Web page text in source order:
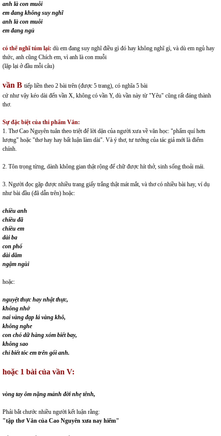
anh là con muỗi
em đang không suy nghĩ
anh là con muỗi
em đang ngủ
có thể nghĩ túm lại: dù em đang suy nghĩ điều gì đó hay không nghĩ gì, và dù em ngủ hay
thức, anh cũng Chích em, vì anh là con muỗi
(lặp lại ở đầu mỗi câu)
vần B tiếp liền theo 2 bài trên (được 5 trang), có nghĩa 5 bài
cứ như vậy kéo dài đến vần X, không có vần Y, dù vần này từ "Yêu" cũng rất đáng thành
thơ.
Sự đặc biệt của thi phẩm Vắn:
1. Thơ Cao Nguyên tuân theo triệt để lời dặn của người xưa về văn học: "phẩm quí hơn
lượng" hoặc "thơ hay hay bất luận làm dài". Và ý thơ, tư tưởng của tác giả mới là điểm
chính.
2. Tôn trọng từng, dành không gian thật rộng để chữ được hít thở, sinh sống thoải mái.
3. Người đọc gặp được nhiều trang giấy trắng thật mát mắt, và thơ có nhiều bài hay, ví dụ
như bài đầu (đã dẫn trên) hoặc:
chiều anh
chiều đã
chiều em
dài ba
con phố
dài dăm
ngậm ngùi
hoặc:
nguyệt thực hay nhật thực,
không nhớ
nai vàng đạp lá vàng khô,
không nghe
con chó dữ hàng xóm biết bay,
không sao
chỉ biết tóc em trên gối anh.
hoặc 1 bài của vần V:
vòng tay ôm nặng mảnh đời nhẹ tênh,
Phải bắt chước nhiều người kết luận rằng:
"tập thơ Vắn của Cao Nguyên xưa nay hiếm"